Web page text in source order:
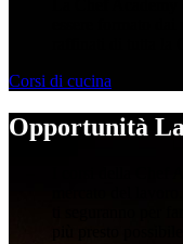
Corsi di cucina
Opportunità
ti seguranno per
più presto